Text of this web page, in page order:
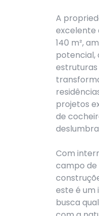
A
excelente
140 m²,
potencial,
projetos
de
Com
campo de
este é um
busca